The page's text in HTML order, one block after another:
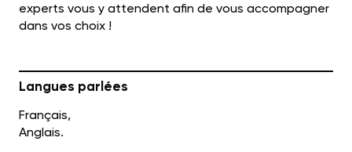
Langues parlées
Français,
Anglais.
experts vous y attendent afin de vous accompagner
dans vos choix !